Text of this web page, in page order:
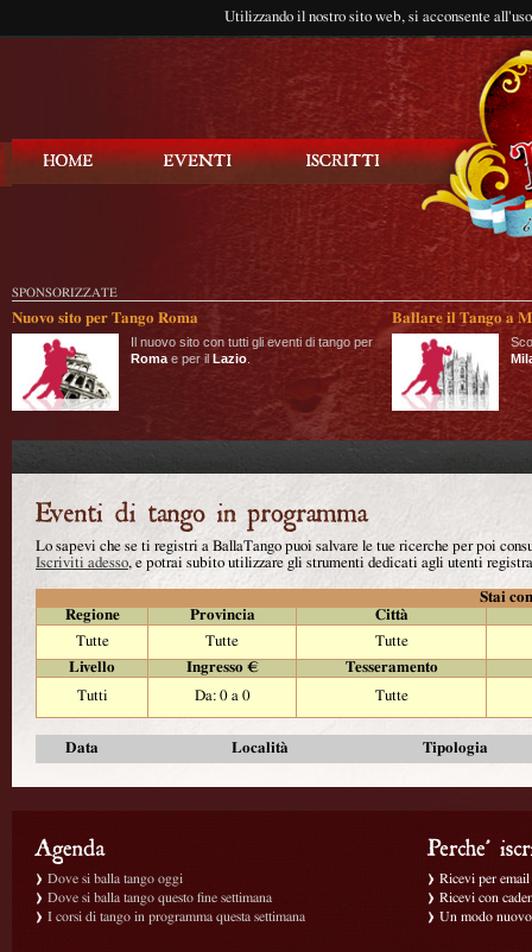
Utilizzando il nostro sito web, si acconsente
SPONSORIZZATE
Nuovo sito per Tango Roma
Il nuovo sito con tutti gli eventi di tango per
Roma e per il Lazio
Ballare il Tango a
Lo sapevi che se ti registri a BallaTango puoi salvare le tue ricerche per poi
Iscriviti adesso, e potrai subito utilizzare gli strumenti dedicati agli utenti
Stai
Regione
Provincia
Città
Tutte
Tutte
Tutte
Livello
Ingresso €
Tesseramento
Tutti
Da: 0 a 0 Tutte
Data Località Tipologia
Dove si balla tango oggi
Dove si balla tango questo fine settimana
I corsi di tango in programma questa settimana
Ricevi per
Ricevi con
Un modo